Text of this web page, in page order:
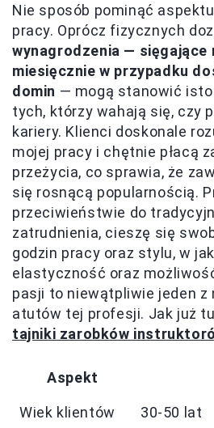
Nie sposób pominąć
pracy. Oprócz fizycznych
wynagrodzenia —
miesięcznie w przypadku
domin — mogą stanowić
tych, którzy wahają się, czy
kariery. Klienci doskonale
mojej pracy i chętnie płacą
przeżycia, co sprawia, że
się rosnącą popularnością.
przeciwieństwie do
zatrudnienia, cieszę się
godzin pracy oraz stylu, w
elastyczność oraz
pasji to niewątpliwie jeden z
atutów tej profesji. Jak już
tajniki zarobków
Aspekt
Wiek klientów 30-50 lat